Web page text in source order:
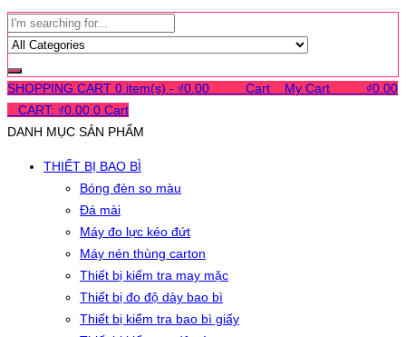
SHOPPING CART 0 item(s) - ₫0.00 Cart My Cart ₫0.00
CART: ₫0.00 0 Cart
DANH MỤC SẢN PHẨM
THIẾT BỊ BAO BÌ
Bóng đèn so màu
Đá mài
Máy đo lực kéo đứt
Máy nén thùng carton
Thiết bị kiểm tra may mặc
Thiết bị đo độ dày bao bì
Thiết bị kiểm tra bao bì giấy